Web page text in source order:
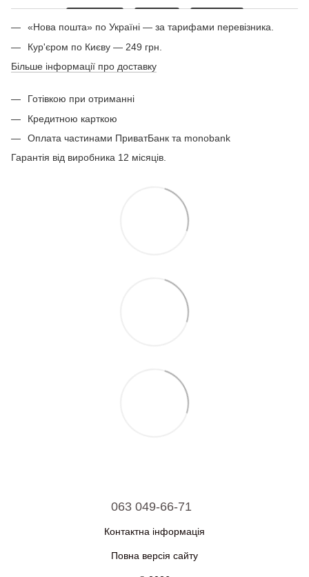
«Нова пошта» по Україні — за тарифами перевізника.
Кур'єром по Києву — 249 грн.
Більше інформації про доставку
Готівкою при отриманні
Кредитною карткою
Оплата частинами ПриватБанк та monobank
Гарантія від виробника 12 місяців.
063 049-66-71
Контактна інформація
Повна версія сайту